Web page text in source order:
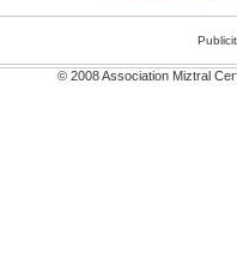
© 2008 Association Miztral